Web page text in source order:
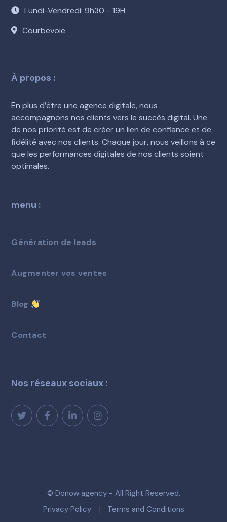
Lundi-Vendredi: 9h30 - 19H
Courbevoie
À propos :
En plus d’être une agence digitale, nous
accompagnons nos clients vers le succès digital. Une
de nos priorité est de créer un lien de confiance et de
fidélité avec nos clients. Chaque jour, nous veillons à ce
que les performances digitales de nos clients soient
optimales.
menu :
Génération de leads
Augmenter vos ventes
Blog
Contact
Nos réseaux sociaux :
© Donow agency - All Right Reserved.
Privacy Policy
Terms and Conditions